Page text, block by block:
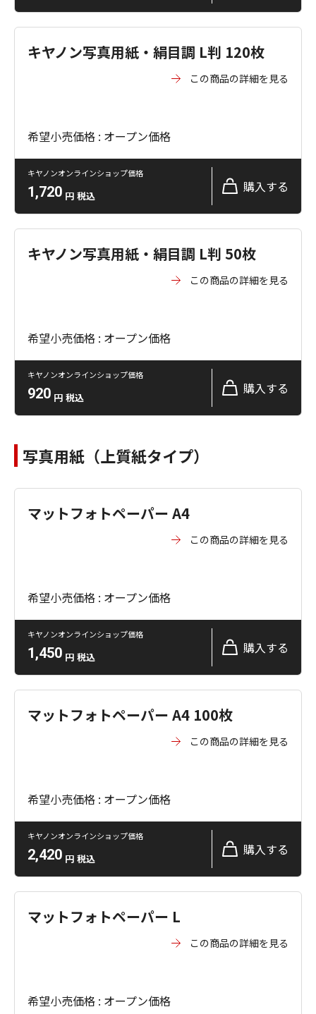
キヤノン写真用紙・絹目調 L判 120枚
この商品の詳細を見る
希望小売価格 : オープン価格
キヤノンオンラインショップ価格
1,720 円 税込
購入する
キヤノン写真用紙・絹目調 L判 50枚
この商品の詳細を見る
希望小売価格 : オープン価格
キヤノンオンラインショップ価格
920 円 税込
購入する
写真用紙（上質紙タイプ）
マットフォトペーパー A4
この商品の詳細を見る
希望小売価格 : オープン価格
キヤノンオンラインショップ価格
1,450 円 税込
購入する
マットフォトペーパー A4 100枚
この商品の詳細を見る
希望小売価格 : オープン価格
キヤノンオンラインショップ価格
2,420 円 税込
購入する
マットフォトペーパー L
この商品の詳細を見る
希望小売価格 : オープン価格